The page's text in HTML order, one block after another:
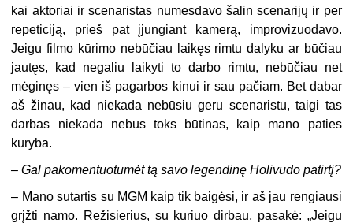
kai aktoriai ir scenaristas numesdavo šalin scenarijų ir per
repeticiją, prieš pat įjungiant kamerą, improvizuodavo.
Jeigu filmo kūrimo nebūčiau laikęs rimtu dalyku ar būčiau
jautęs, kad negaliu laikyti to darbo rimtu, nebūčiau net
mėginęs – vien iš pagarbos kinui ir sau pačiam. Bet dabar
aš žinau, kad niekada nebūsiu geru scenaristu, taigi tas
darbas niekada nebus toks būtinas, kaip mano paties
kūryba.
–Gal pakomentuotumėt tą savo legendinę Holivudo patirtį?
– Mano sutartis su MGM kaip tik baigėsi, ir aš jau rengiausi
grįžti namo. Režisierius, su kuriuo dirbau, pasakė: „Jeigu